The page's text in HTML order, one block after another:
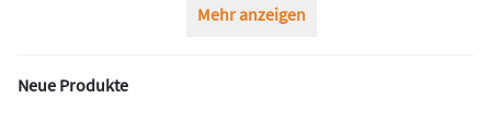
Mehr anzeigen
Neue Produkte